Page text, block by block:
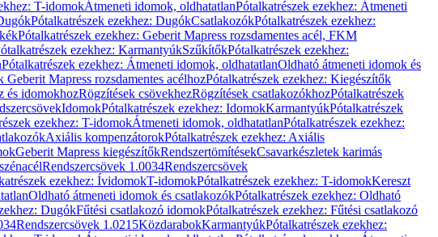
T-idomokÁtmeneti idomok, oldhatatlanPótalkatrészek ezekhez: Átmeneti
Pótalkatrészek ezekhez: DugókCsatlakozókPótalkatrészek ezekhez:
Pótalkatrészek ezekhez: Geberit Mapress rozsdamentes acél, FKM
ezekhez: KarmantyúkSzűkítőkPótalkatrészek ezekhez:
Pótalkatrészek ezekhez: Átmeneti idomok, oldhatatlanOldható átmeneti idomok és
Geberit Mapress rozsdamentes acélhozPótalkatrészek ezekhez: Kiegészítők
és idomokhozRögzítések csövekhezRögzítések csatlakozókhozPótalkatrészek
IdomokPótalkatrészek ezekhez: IdomokKarmantyúkPótalkatrészek
ezekhez: T-idomokÁtmeneti idomok, oldhatatlanPótalkatrészek ezekhez:
Axiális kompenzátorokPótalkatrészek ezekhez: Axiális
Geberit Mapress kiegészítőkRendszertömítésekCsavarkészletek karimás
Rendszercsövek 1.0034Rendszercsövek
ezekhez: ÍvidomokT-idomokPótalkatrészek ezekhez: T-idomokKereszt
Oldható átmeneti idomok és csatlakozókPótalkatrészek ezekhez: Oldható
DugókFűtési csatlakozó idomokPótalkatrészek ezekhez: Fűtési csatlakozó
Rendszercsövek 1.0215KözdarabokKarmantyúkPótalkatrészek ezekhez: